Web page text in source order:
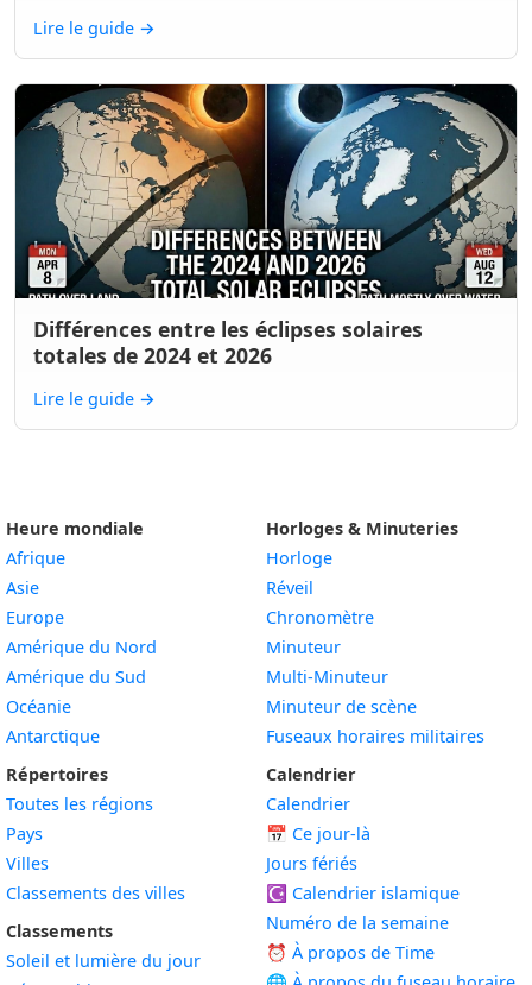
Lire le guide →
Différences entre les éclipses solaires
totales de 2024 et 2026
Lire le guide →
Heure mondiale
Afrique
Asie
Europe
Amérique du Nord
Amérique du Sud
Océanie
Antarctique
Répertoires
Toutes les régions
Pays
Villes
Classements des villes
Classements
Soleil et lumière du jour
Horloges & Minuteries
Horloge
Réveil
Chronomètre
Minuteur
Multi-Minuteur
Minuteur de scène
Fuseaux horaires militaires
Calendrier
Calendrier
📅 Ce jour-là
Jours fériés
☪️ Calendrier islamique
Numéro de la semaine
⏰ À propos de Time